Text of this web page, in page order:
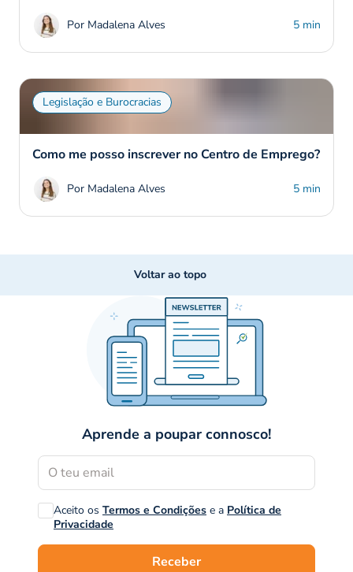
Por Madalena Alves 5 min
Legislação e Burocracias
Como me posso inscrever no Centro de Emprego?
Por Madalena Alves 5 min
Voltar ao topo
Aprende a poupar connosco!
Aceito os Termos e Condições e a Política de
Privacidade
Receber